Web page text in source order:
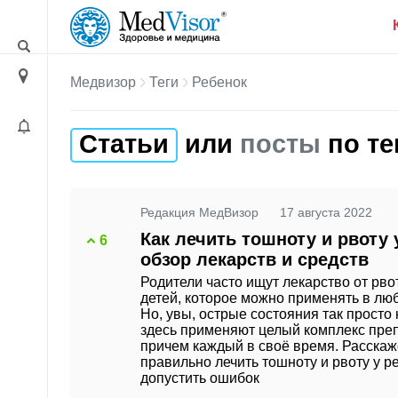
Медвизор Теги Ребенок
Статьи или посты по
6
Редакция МедВизор 17 августа 2022
Как лечить тошноту и рвоту
обзор лекарств и средств
Родители часто ищут лекарство от
детей, которое можно применять в
Но, увы, острые состояния так просто
здесь применяют целый комплекс
причем каждый в своё время.
правильно лечить тошноту и рвоту у
допустить ошибок